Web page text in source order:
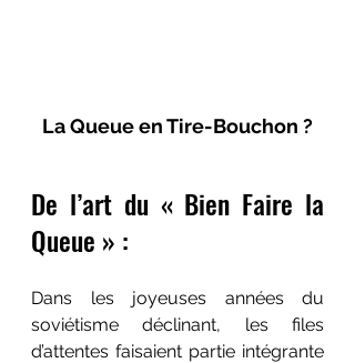
La Queue en Tire-Bouchon ?
De l’art du « Bien Faire la
Queue » :
Dans les joyeuses années du
soviétisme déclinant, les files
d’attentes faisaient partie intégrante